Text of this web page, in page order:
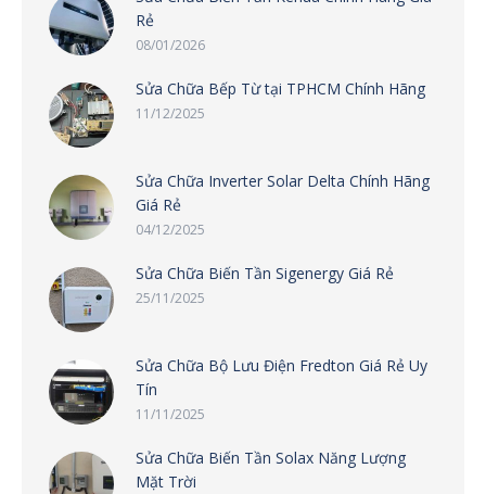
Rẻ
08/01/2026
Sửa Chữa Bếp Từ tại TPHCM Chính Hãng
11/12/2025
Sửa Chữa Inverter Solar Delta Chính Hãng
Giá Rẻ
04/12/2025
Sửa Chữa Biến Tần Sigenergy Giá Rẻ
25/11/2025
Sửa Chữa Bộ Lưu Điện Fredton Giá Rẻ Uy
Tín
11/11/2025
Sửa Chữa Biến Tần Solax Năng Lượng
Mặt Trời